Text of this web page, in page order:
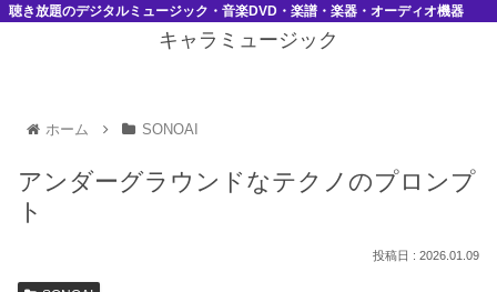
聴き放題のデジタルミュージック・音楽DVD・楽譜・楽器・オーディオ機器
キャラミュージック
ホーム SONOAI
アンダーグラウンドなテクノのプロンプ
ト
2026.01.09